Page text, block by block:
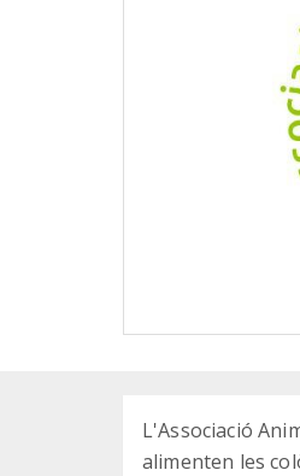
L'Associació
alimenten les